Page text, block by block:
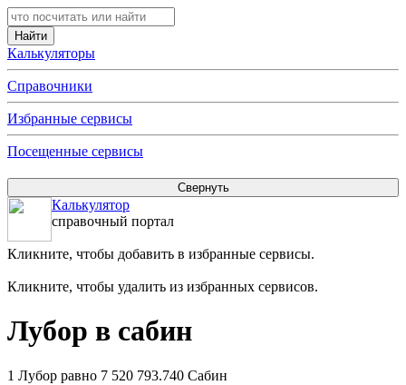
Калькуляторы
Справочники
Избранные сервисы
Посещенные сервисы
Калькулятор
справочный портал
Кликните, чтобы добавить в избранные сервисы.
Кликните, чтобы удалить из избранных сервисов.
Лубор в сабин
1 Лубор равно 7 520 793.740 Сабин